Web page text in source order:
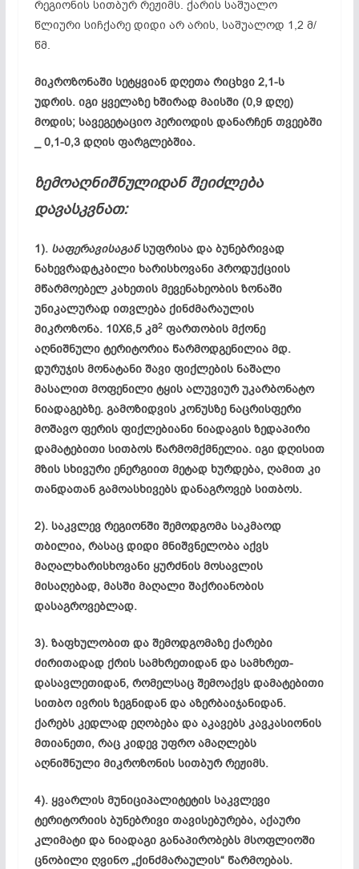
რეგიონის სითბურ რეჟიმს. ქარის საშუალო
წლიური სიჩქარე დიდი არ არის, საშუალოდ 1,2 მ/
წმ.
მიკროზონაში სეტყვიან დღეთა რიცხვი 2,1-ს
უდრის. იგი ყველაზე ხშირად მაისში (0,9 დღე)
მოდის; სავეგეტაციო პერიოდის დანარჩენ თვეებში
_ 0,1-0,3 დღის ფარგლებშია.
ზემოაღნიშნულიდან შეიძლება
დავასკვნათ:
1). საფერავისაგანსუფრისა და ბუნებრივად
ნახევრადტკბილი ხარისხოვანი პროდუქციის
მწარმოებელ კახეთის მევენახეობის ზონაში
უნიკალურად ითვლება ქინძმარაულის
მიკროზონა. 10X6,5 კმ2ფართობის მქონე
აღნიშნული ტერიტორია წარმოდგენილია მდ.
დურუჯის მონატანი შავი ფიქლების ნაშალი
მასალით მოფენილი ტყის ალუვიურ უკარბონატო
ნიადაგებზე. გამოზიდვის კონუსზე ნაცრისფერი
მოშავო ფერის ფიქლებიანი ნიადაგის ზედაპირი
დამატებითი სითბოს წარმომქმნელია. იგი დღისით
მზის სხივური ენერგიით მეტად ხურდება, ღამით კი
თანდათან გამოასხივებს დანაგროვებ სითბოს.
2). საკვლევ რეგიონში შემოდგომა საკმაოდ
თბილია, რასაც დიდი მნიშვნელობა აქვს
მაღალხარისხოვანი ყურძნის მოსავლის
მისაღებად, მასში მაღალი შაქრიანობის
დასაგროვებლად.
3). ზაფხულობით და შემოდგომაზე ქარები
ძირითადად ქრის სამხრეთიდან და სამხრეთ-
დასავლეთიდან, რომელსაც შემოაქვს დამატებითი
სითბო ივრის ზეგნიდან და აზერბაიჯანიდან.
ქარებს კედლად ეღობება და აკავებს კავკასიონის
მთიანეთი, რაც კიდევ უფრო ამაღლებს
აღნიშნული მიკროზონის სითბურ რეჟიმს.
4). ყვარლის მუნიციპალიტეტის საკვლევი
ტერიტორიის ბუნებრივი თავისებურება, აქაური
კლიმატი და ნიადაგი განაპირობებს მსოფლიოში
ცნობილი ღვინო „ქინძმარაულის“ წარმოებას.